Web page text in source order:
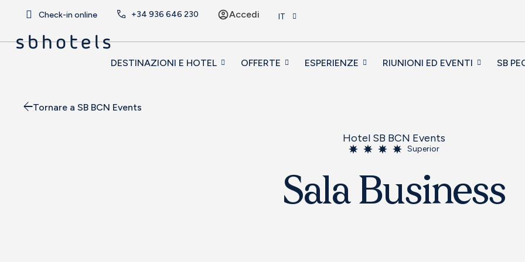
Check-in online +34 936 646 230 Accedi IT
DESTINAZIONI E HOTEL OFFERTE ESPERIENZE RIUNIONI ED EVENTI SB
Tornare a SB BCN Events
Hotel SB BCN Events
Superior
Sala Business